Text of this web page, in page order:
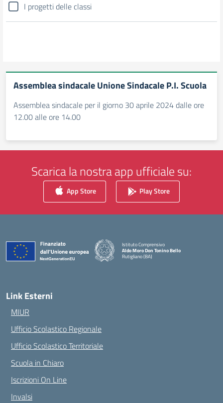
I progetti delle classi
Assemblea sindacale Unione Sindacale P.I. Scuola
Assemblea sindacale per il giorno 30 aprile 2024 dalle ore
12.00 alle ore 14.00
Scarica la nostra app ufficiale su:
App Store Play Store
Istituto Comprensivo
Aldo Moro Don Tonino Bello
Rutigliano (BA)
— Visita la pagina iniziale della scuola
Link Esterni
MIUR
Ufficio Scolastico Regionale
Ufficio Scolastico Territoriale
Scuola in Chiaro
Iscrizioni On Line
Invalsi